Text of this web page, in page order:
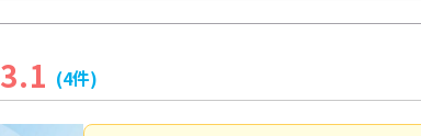
3.1 (4件)